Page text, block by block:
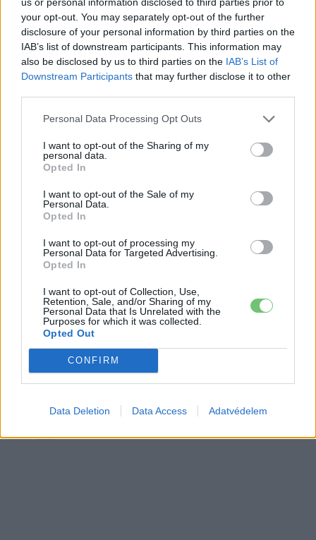
your opt-out. You may separately opt-out of the further
disclosure of your personal information by third parties on the
IAB’s list of downstream participants. This information may
also be disclosed by us to third parties on the IAB’s List of
Downstream Participants that may further disclose it to other
Personal Data Processing Opt Outs
I want to opt-out of the Sharing of my
personal data.
Opted In
I want to opt-out of the Sale of my
Personal Data.
Opted In
I want to opt-out of processing my
Personal Data for Targeted Advertising.
Opted In
I want to opt-out of Collection, Use,
Retention, Sale, and/or Sharing of my
Personal Data that Is Unrelated with the
Purposes for which it was collected.
Opted Out
CONFIRM
Data Deletion Data Access Adatvédelem
kütyü és immár e-autó rajongó!
KAPCSOLÓDÓ CIKKEK TÖBB A SZERZŐTŐL
Akkumulátor
2027-es szilárdtest-akkumulátor-
áttörésre
Elektromos
Hivatalos papírokban bukkant fel a
Smart #2 – kiderült az ár és a
végsebesség is
Tesla: visszatért a régi árazás a magyar